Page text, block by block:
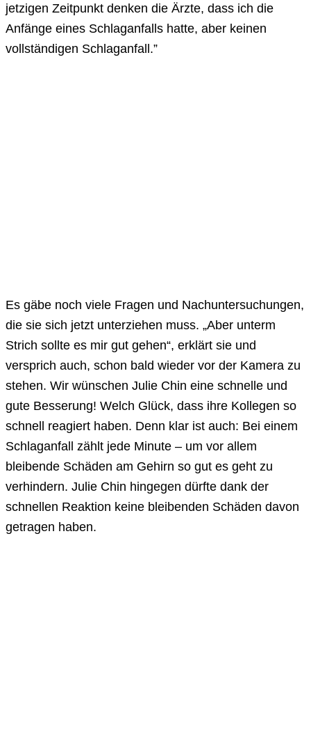
jetzigen Zeitpunkt denken die Ärzte, dass ich die
Anfänge eines Schlaganfalls hatte, aber keinen
vollständigen Schlaganfall.”
Es gäbe noch viele Fragen und Nachuntersuchungen,
die sie sich jetzt unterziehen muss. „Aber unterm
Strich sollte es mir gut gehen“, erklärt sie und
versprich auch, schon bald wieder vor der Kamera zu
stehen. Wir wünschen Julie Chin eine schnelle und
gute Besserung! Welch Glück, dass ihre Kollegen so
schnell reagiert haben. Denn klar ist auch: Bei einem
Schlaganfall zählt jede Minute – um vor allem
bleibende Schäden am Gehirn so gut es geht zu
verhindern. Julie Chin hingegen dürfte dank der
schnellen Reaktion keine bleibenden Schäden davon
getragen haben.